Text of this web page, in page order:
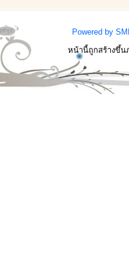
Powered by
หน้านี้ถูกสร้างขึ้น